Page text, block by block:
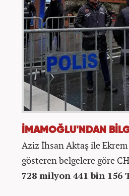
İMAMOĞLU'NDAN
Aziz İhsan Aktaş ile
gösteren belgelere göre
728 milyon 441 bin